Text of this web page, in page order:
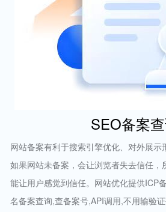
SEO备案
网站备案有利于搜索引擎优化、对外展示
如果网站未备案，会让浏览者失去信任
能让用户感觉到信任。网站优化提供ICP
名备案查询,查备案号,API调用,不用输验